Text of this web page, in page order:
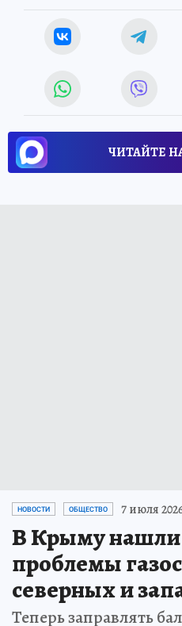
ЧИТАЙТЕ
НОВОСТИ ОБЩЕСТВО 7 июля
В Крыму
проблемы
северных и
Теперь заправлять